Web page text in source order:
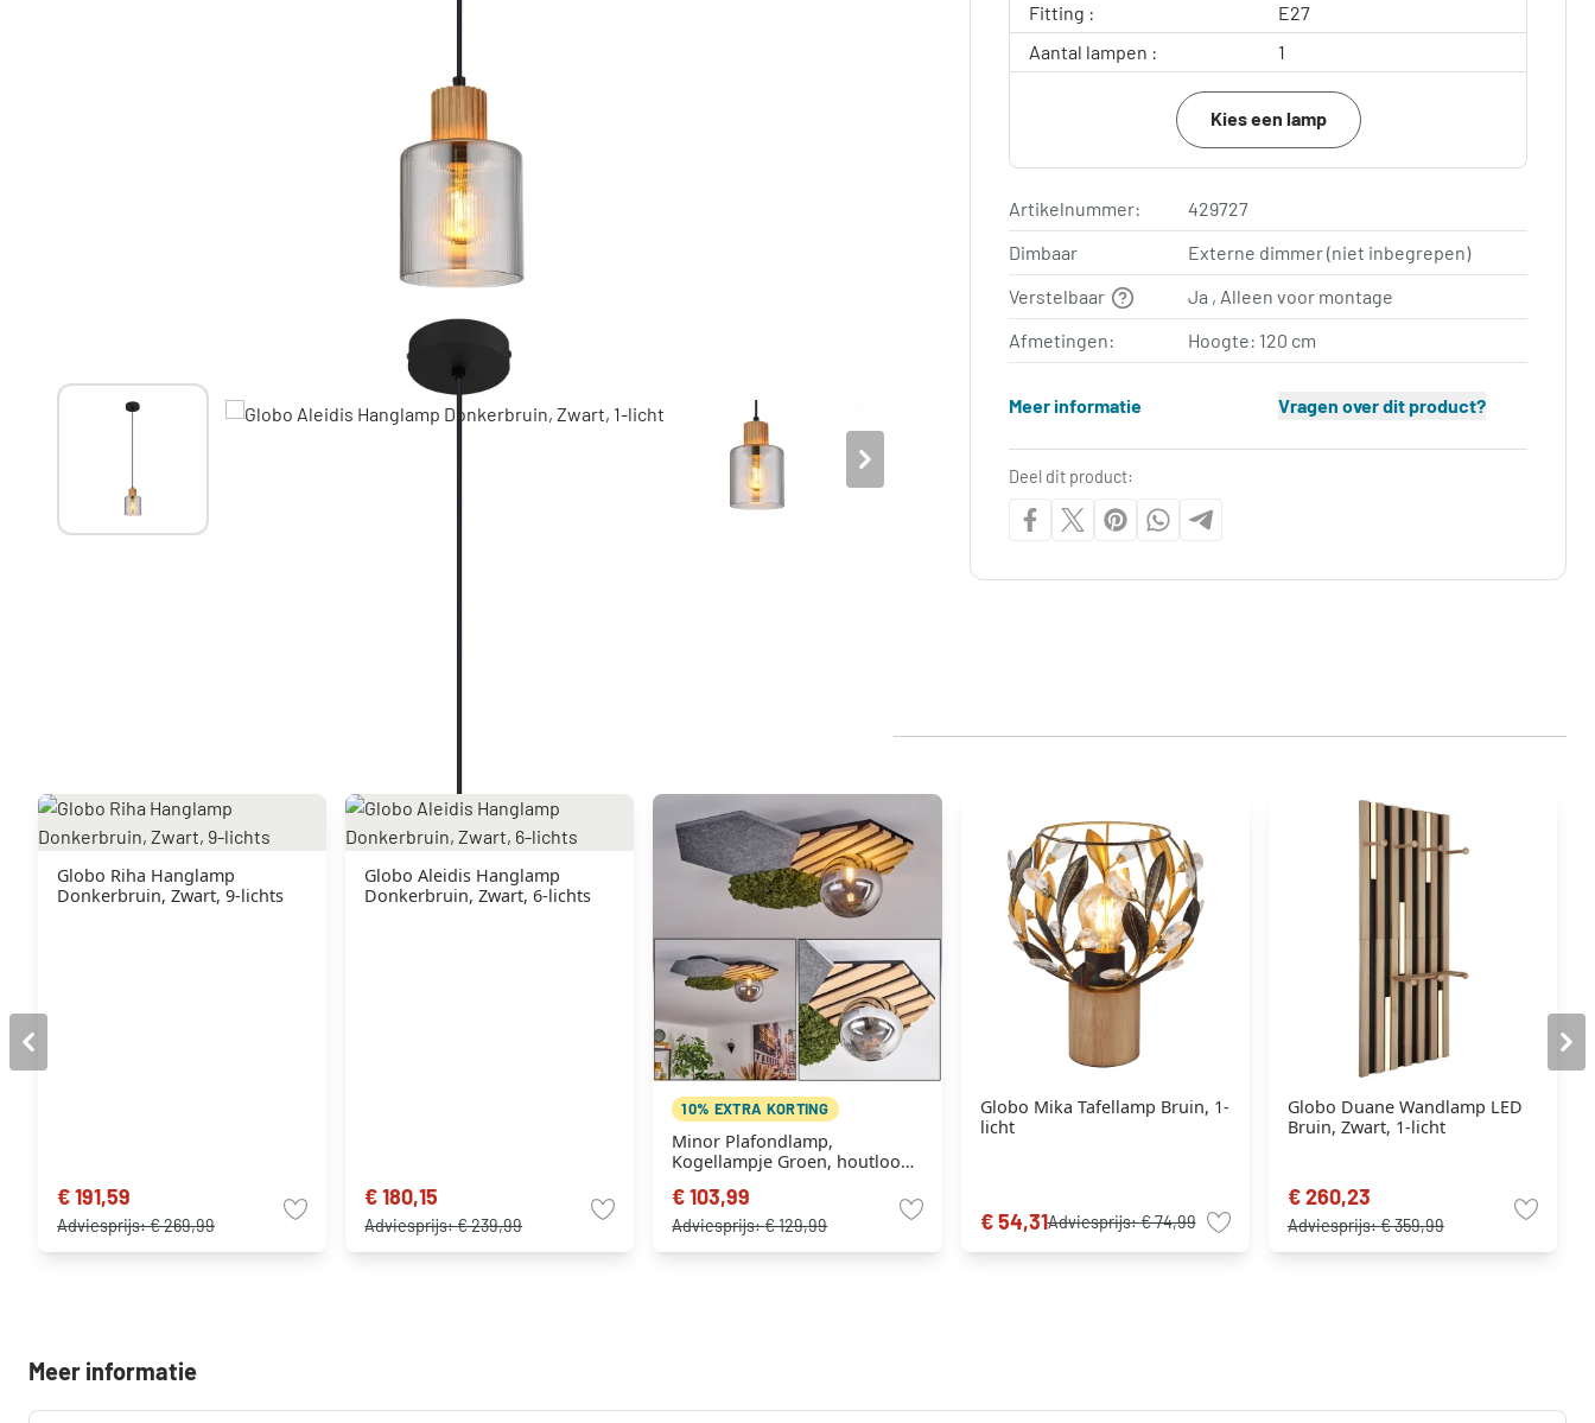
Fitting :
E27
Aantal lampen :
1
Kies een lamp
Artikelnummer:
429727
Dimbaar
Externe dimmer (niet inbegrepen)
Verstelbaar
Ja , Alleen voor montage
Afmetingen:
Hoogte: 120 cm
Meer informatie Vragen over dit product?
Deel dit product:
Globo Riha Hanglamp
Donkerbruin, Zwart, 9-lichts
€ 191,59
Adviesprijs:€ 269,99
Globo Aleidis Hanglamp
Donkerbruin, Zwart, 6-lichts
€ 180,15
Adviesprijs:€ 239,99
10% EXTRA KORTING
Minor Plafondlamp,
Kogellampje Groen, houtlook,
€ 103,99
Adviesprijs:€ 129,99
Globo Mika Tafellamp Bruin, 1-
licht
€ 54,31Adviesprijs:€ 74,99
Globo Duane Wandlamp LED
Bruin, Zwart, 1-licht
€ 260,23
Adviesprijs:€ 359,99
Meer informatie